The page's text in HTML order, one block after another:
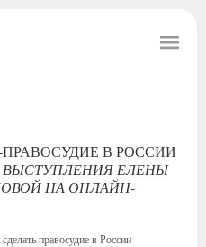
В РОССИИ
ВЫСТУПЛЕНИЯ ЕЛЕНЫ
НА ОНЛАЙН-
правосудие в России